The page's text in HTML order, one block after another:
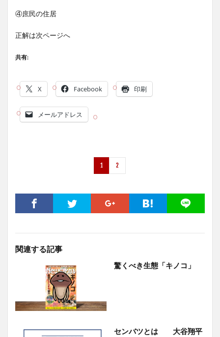
④庶民の住居
正解は次ページへ
共有:
X Facebook 印刷
メールアドレス
1 2
関連する記事
驚くべき生態「キノコ」
センバツとは 大谷翔平